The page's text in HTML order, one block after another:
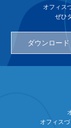
オフィス
ぜひ
ダウンロード
オフィス